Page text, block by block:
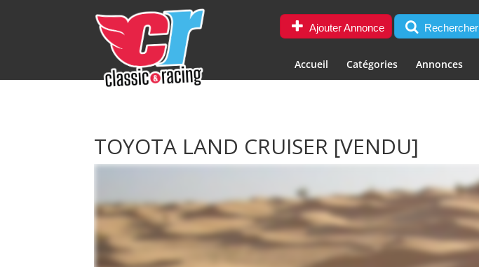
Ajouter Annonce Rechercher
Accueil Catégories Annonces
TOYOTA LAND CRUISER [VENDU]